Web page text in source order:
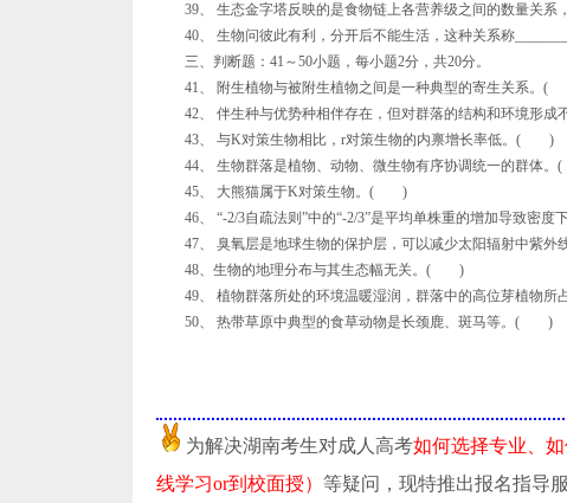
39、 生态金字塔反映的是食物链上各营养级之间的数量关系，
40、 生物问彼此有利，分开后不能生活，这种关系称
三、判断题：41～50小题，每小题2分，共20分。
41、 附生植物与被附生植物之间是一种典型的寄生关系
42、 伴生种与优势种相伴存在，但对群落的结构和环境形
43、 与K对策生物相比，r对策生物的内禀增长率低。( )
44、 生物群落是植物、动物、微生物有序协调统一的群
45、 大熊猫属于K对策生物。( )
46、 “-2/3自疏法则”中的“-2/3”是平均单株重的增加导致密
47、 臭氧层是地球生物的保护层，可以减少太阳辐射中紫
48、生物的地理分布与其生态幅无关。( )
49、 植物群落所处的环境温暖湿润，群落中的高位芽植物
50、 热带草原中典型的食草动物是长颈鹿、斑马等。( )
为解决湖南考生对成人高考如何选择专业、
线学习or到校面授） 等疑问，现特推出报名指导服